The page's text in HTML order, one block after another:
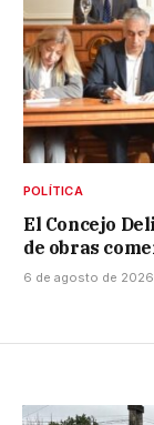
POLÍTICA
El Concejo
de obras
6 de agosto de 2026